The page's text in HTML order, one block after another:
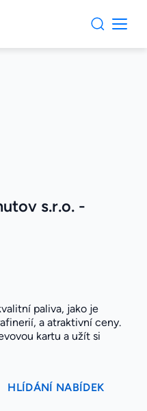
s.r.o. -
paliva, jako je
a atraktivní ceny.
kartu a užít si
HLÍDÁNÍ NABÍDEK